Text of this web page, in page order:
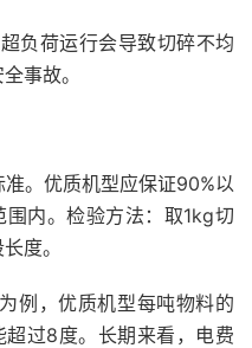
负荷运行会导致切碎不均
事故。
。优质机型应保证90%以
内。检验方法：取1kg切
度。
例，优质机型每吨物料的
过8度。长期来看，电费